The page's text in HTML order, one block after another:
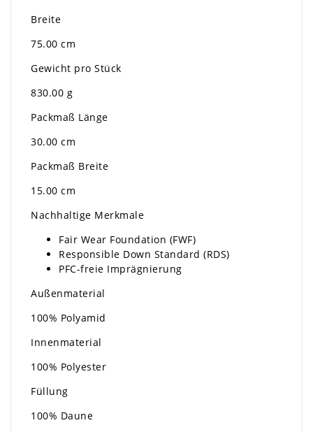
Breite
75.00 cm
Gewicht pro Stück
830.00 g
Packmaß Länge
30.00 cm
Packmaß Breite
15.00 cm
Nachhaltige Merkmale
Fair Wear Foundation (FWF)
Responsible Down Standard (RDS)
PFC-freie Imprägnierung
Außenmaterial
100% Polyamid
Innenmaterial
100% Polyester
Füllung
100% Daune